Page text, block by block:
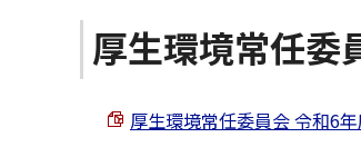
厚生環境常任委
厚生環境常任委員会 令和6年